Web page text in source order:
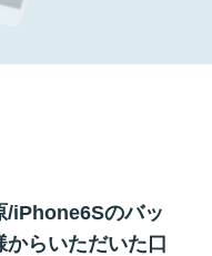
/iPhone6Sのバッ
らいただいた口